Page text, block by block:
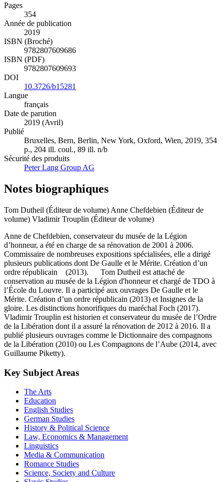
Pages
354
Année de publication
2019
ISBN (Broché)
9782807609686
ISBN (PDF)
9782807609693
DOI
10.3726/b15281
Langue
français
Date de parution
2019 (Avril)
Publié
Bruxelles, Bern, Berlin, New York, Oxford, Wien, 2019, 354
p., 204 ill. coul., 89 ill. n/b
Sécurité des produits
Peter Lang Group AG
Notes biographiques
Tom Dutheil (Éditeur de volume) Anne Chefdebien (Éditeur de
volume) Vladimir Trouplin (Éditeur de volume)
Anne de Chefdebien, conservateur du musée de la Légion
d’honneur, a été en charge de sa rénovation de 2001 à 2006.
Commissaire de nombreuses expositions spécialisées, elle a dirigé
plusieurs publications dont De Gaulle et le Mérite. Création d’un
ordre républicain (2013). Tom Dutheil est attaché de
conservation au musée de la Légion d'honneur et chargé de TDO à
l’École du Louvre. Il a participé aux ouvrages De Gaulle et le
Mérite. Création d’un ordre républicain (2013) et Insignes de la
gloire. Les distinctions honorifiques du maréchal Foch (2017).
Vladimir Trouplin est historien et conservateur du musée de l’Ordre
de la Libération dont il a assuré la rénovation de 2012 à 2016. Il a
publié plusieurs ouvrages comme le Dictionnaire des compagnons
de la Libération (2010) ou Les Compagnons de l’Aube (2014, avec
Guillaume Piketty).
Key Subject Areas
The Arts
Education
English Studies
German Studies
History & Political Science
Law, Economics & Management
Linguistics
Media & Communication
Romance Studies
Science, Society and Culture